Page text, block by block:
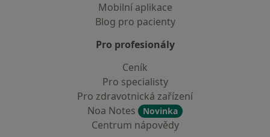
Mobilní aplikace
Blog pro pacienty
Pro profesionály
Ceník
Pro specialisty
Pro zdravotnická zařízení
Noa Notes
Novinka
Centrum nápovědy